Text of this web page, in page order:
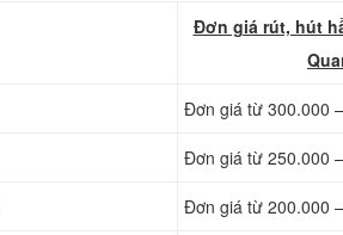
Đơn giá rút, hút
Đơn giá từ 300.000
Đơn giá từ 250.000
Đơn giá từ 200.000